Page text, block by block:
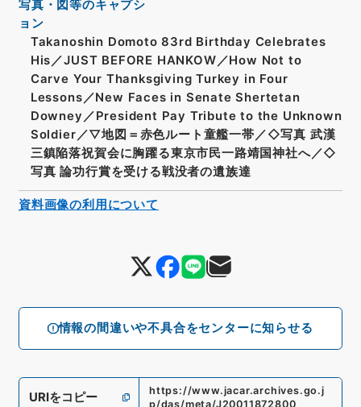
情報の間違いや不具合をセンターに知らせる
写真・図等のキャプシ
ョン
Takanoshin Domoto 83rd Birthday Celebrates
His／JUST BEFORE HANKOW／How Not to
Carve Your Thanksgiving Turkey in Four
Lessons／New Faces in Senate Shertetan
Downey／President Pay Tribute to the Unknown
Soldier／▽地図＝赤色ルート童艦一帯／◇写真 武漢
三鎮陥落祝賀会に胸躍る東京市民一路靖国神社へ／◇
写真 論功行賞を受ける戦没者の遺族達
URIをコピー
https://www.jacar.archives.go.j
p/das/meta/J20011872800
資料画像の利用について